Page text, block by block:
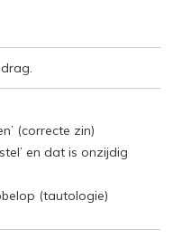
(correcte zin)
en dat is onzijdig
(tautologie)